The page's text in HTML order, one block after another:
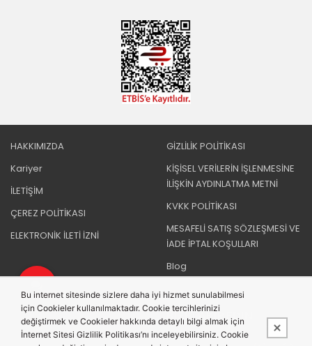
HAKKIMIZDA
Kariyer
İLETİŞİM
ÇEREZ POLİTİKASI
ELEKTRONİK İLETİ İZNİ
GİZLİLİK POLİTİKASI
KİŞİSEL VERİLERİN İŞLENMESİNE
İLİŞKİN AYDINLATMA METNİ
KVKK POLİTİKASI
MESAFELİ SATIŞ SÖZLEŞMESİ VE
İADE İPTAL KOŞULLARI
Blog
BIZI TAKIP EDIN
Bu internet sitesinde sizlere daha iyi hizmet sunulabilmesi
için Cookieler kullanılmaktadır. Cookie tercihlerinizi
değiştirmek ve Cookieler hakkında detaylı bilgi almak için
İnternet Sitesi Gizlilik Politikası’nı inceleyebilirsiniz. Cookie